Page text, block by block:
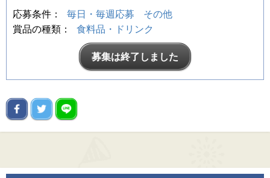
応募条件： 毎日・毎週応募
その他
賞品の種類：
食料品・ドリンク
募集は終了しました